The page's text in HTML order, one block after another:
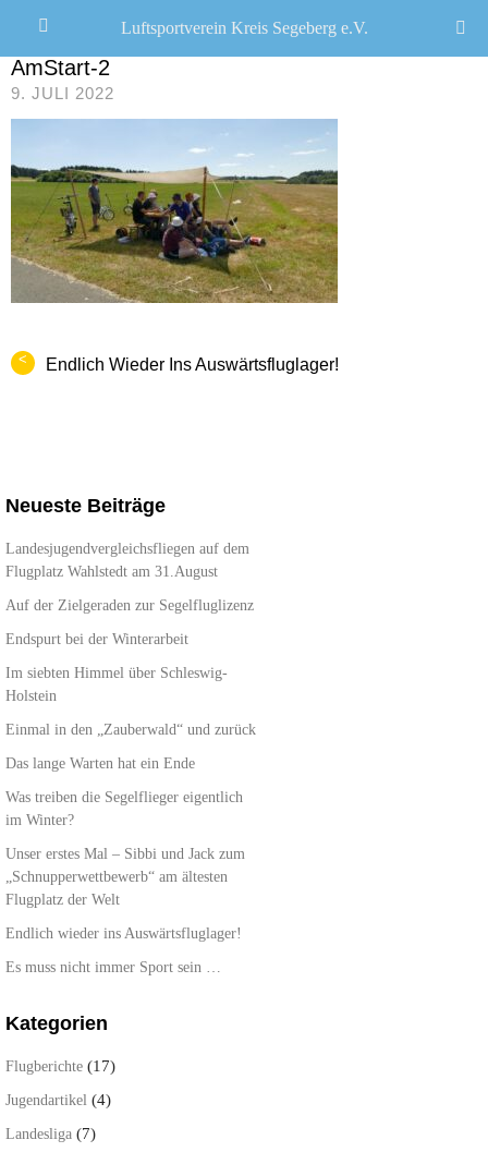
AmStart-2
9. JULI 2022
< Endlich Wieder Ins Auswärtsfluglager!
Neueste Beiträge
Landesjugendvergleichsfliegen auf dem
Flugplatz Wahlstedt am 31.August
Auf der Zielgeraden zur Segelfluglizenz
Endspurt bei der Winterarbeit
Im siebten Himmel über Schleswig-
Holstein
Einmal in den „Zauberwald“ und zurück
Das lange Warten hat ein Ende
Was treiben die Segelflieger eigentlich
im Winter?
Unser erstes Mal – Sibbi und Jack zum
„Schnupperwettbewerb“ am ältesten
Flugplatz der Welt
Endlich wieder ins Auswärtsfluglager!
Es muss nicht immer Sport sein …
Kategorien
Flugberichte (17)
Jugendartikel (4)
Landesliga (7)
Luftsportverein Kreis Segeberg e.V.